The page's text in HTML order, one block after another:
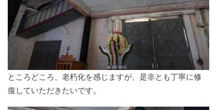
ところどころ、老朽化を感じますが、是非とも丁寧に修
復していただきたいです。